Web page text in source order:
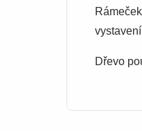
Dřevo